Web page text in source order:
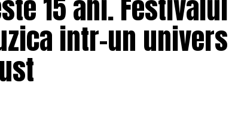
15 ani. Festivalul
intr-un univers